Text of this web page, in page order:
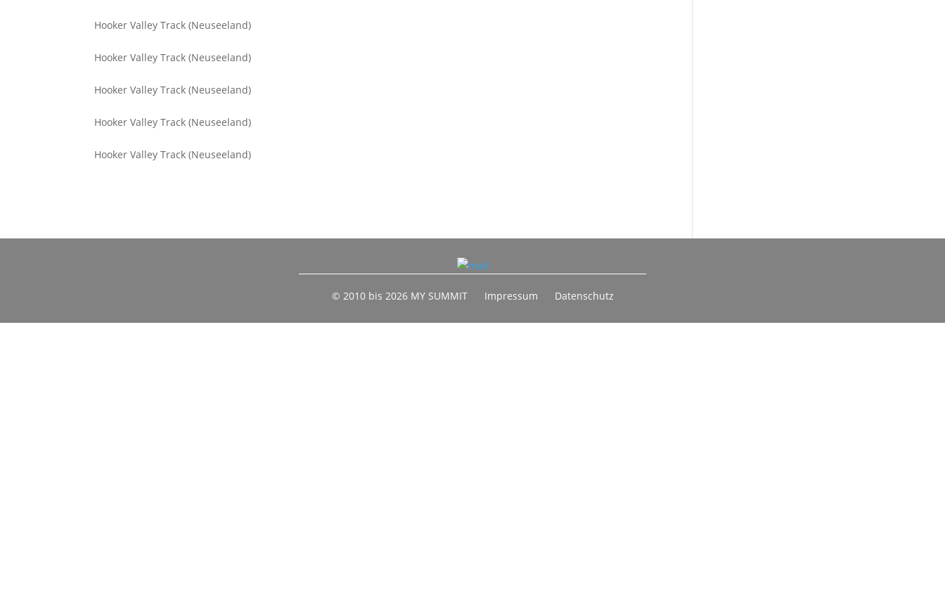
Hooker Valley Track (Neuseeland)
Hooker Valley Track (Neuseeland)
Hooker Valley Track (Neuseeland)
Hooker Valley Track (Neuseeland)
Hooker Valley Track (Neuseeland)
© 2010 bis 2026 MY SUMMIT Impressum Datenschutz